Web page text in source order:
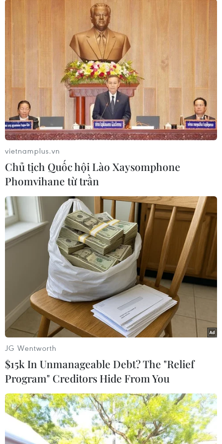
(TTXVN/Vietnam+)
#Du học Anh #Brexit #Gibraltar
#Anh rời EU
#Hiệp ước Utrecht
#Thủ tướng Tây Ban Nha
#Pedro Sanchez
#Tin nóng #Tin mới
#Tin thời sự
#Thời sự trong ngày
#Thời sự hôm nay
#VietnamPlus
Theo dõi VietnamPlus
TIN LIÊN QUAN
vietnamplus.vn
Chủ tịch Quốc hội Lào Xaysomphone
Phomvihane từ trần
JG Wentworth
$15k In Unmanageable Debt? The "Relief
Program" Creditors Hide From You